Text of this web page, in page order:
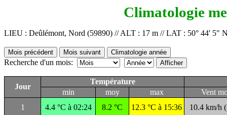
Climatologie
LIEU : Deûlémont, Nord (59890) // ALT : 17 m // LAT : 50° 44' 5"
Recherche d'un mois:
Jour
Température
min
moy max
Vent
1
4.4 °C à 02:24 8.2 °C 12.3 °C à 15:36 10.4 km/h